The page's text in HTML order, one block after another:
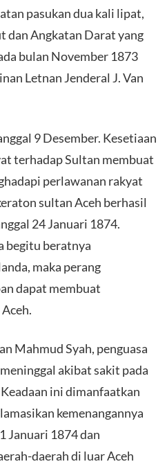
pasukan dua kali lipat,
dan Angkatan Darat yang
bulan November 1873
Letnan Jenderal J. Van
9 Desember. Kesetiaan
terhadap Sultan membuat
perlawanan rakyat
sultan Aceh berhasil
24 Januari 1874.
begitu beratnya
maka perang
dapat membuat
Mahmud Syah, penguasa
akibat sakit pada
ini dimanfaatkan
kemenangannya
Januari 1874 dan
daerah di luar Aceh